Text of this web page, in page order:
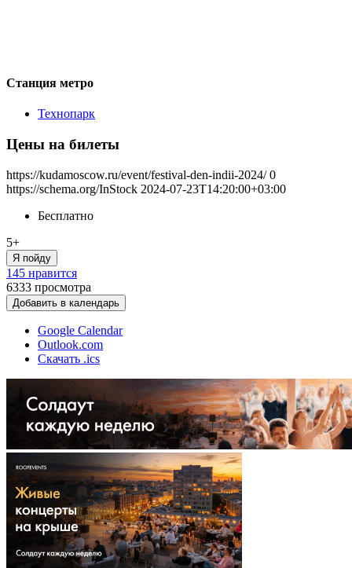
Станция метро
Технопарк
Цены на билеты
https://kudamoscow.ru/event/festival-den-indii-2024/ 0
https://schema.org/InStock 2024-07-23T14:20:00+03:00
Бесплатно
5+
Я пойду
145 нравится
6333 просмотра
Добавить в календарь
Google Calendar
Outlook.com
Скачать .ics